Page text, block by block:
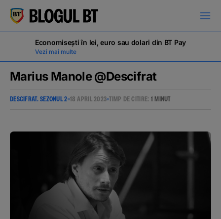
кириллица
Educație financiară
Evenimente
Economisești în lei, euro sau dolari din BT Pay
Vezi mai multe
Marius Manole @Descifrat
DESCIFRAT. SEZONUL 2 18 APRIL 2023 TIMP DE CITIRE: 1 MINUT